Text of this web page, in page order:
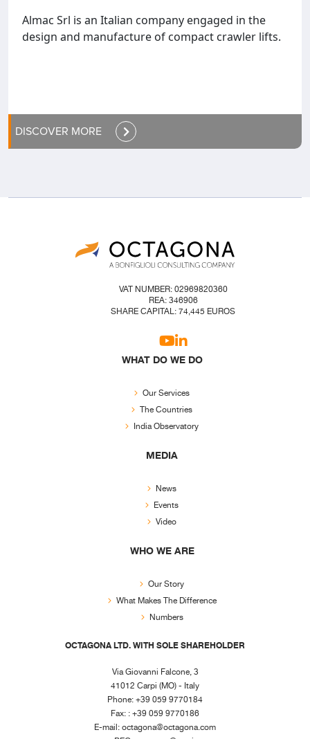
Almac Srl is an Italian company engaged in the
design and manufacture of compact crawler lifts.
DISCOVER MORE
VAT NUMBER: 02969820360
REA: 346906
SHARE CAPITAL: 74,445 EUROS
WHAT DO WE DO
Our Services
The Countries
India Observatory
MEDIA
News
Events
Video
WHO WE ARE
Our Story
What Makes The Difference
Numbers
OCTAGONA LTD. WITH SOLE SHAREHOLDER
Via Giovanni Falcone, 3
41012 Carpi (MO) - Italy
Phone: +39 059 9770184
Fax: : +39 059 9770186
E-mail:octagona@octagona.com